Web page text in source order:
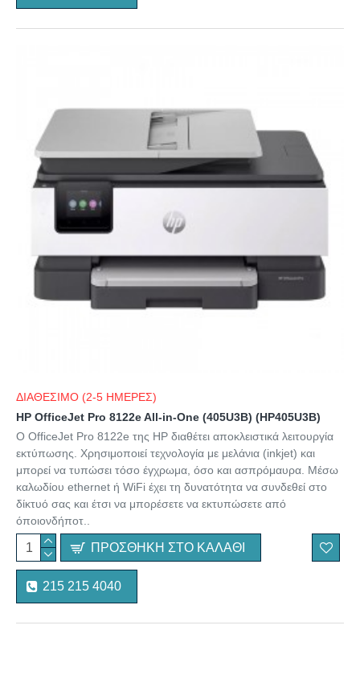
ΔΙΑΘΕΣΙΜΟ (2-5 ΗΜΕΡΕΣ)
HP OfficeJet Pro 8122e All-in-One (405U3B) (HP405U3B)
O OfficeJet Pro 8122e της HP διαθέτει αποκλειστικά λειτουργία
εκτύπωσης. Χρησιμοποιεί τεχνολογία με μελάνια (inkjet) και
μπορεί να τυπώσει τόσο έγχρωμα, όσο και ασπρόμαυρα. Μέσω
καλωδίου ethernet ή WiFi έχει τη δυνατότητα να συνδεθεί στο
δίκτυό σας και έτσι να μπορέσετε να εκτυπώσετε από
όποιονδήποτ..
ΠΡΟΣΘΉΚΗ ΣΤΟ ΚΑΛΆΘΙ
215 215 4040